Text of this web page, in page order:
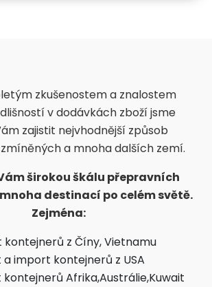
zkušenostem a znalostem
v dodávkách zboží jsme
zajistit nejvhodnější způsob
a mnoha dalších zemí.
širokou škálu přepravních
destinací po celém světě.
Zejména:
z Číny​, Vietnamu
import kontejnerů z USA
Afrika,Austrálie,Kuwait